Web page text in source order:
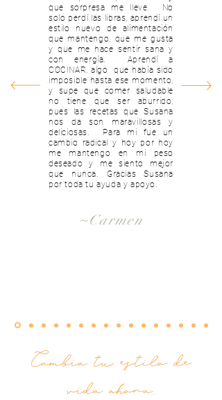
Cambia tu estilo de
vida ahora.
~Carmen
que sorpresa me lleve. No
solo perdí las libras, aprendí un
estilo nuevo de alimentación
que mantengo, que me gusta
y que me hace sentir sana y
con energía. Aprendí a
COCINAR, algo que había sido
imposible hasta ese momento,
y supe que comer saludable
no tiene que ser aburrido,
pues las recetas que Susana
nos da son maravillosas y
deliciosas. Para mi fue un
cambio radical y hoy por hoy
me mantengo en mi peso
deseado y me siento mejor
que nunca. Gracias Susana
por toda tu ayuda y apoyo.